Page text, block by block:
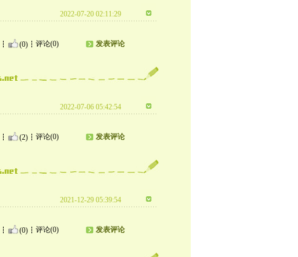
2022-07-20 02:11:29
(0) 评论(0) 发表评论
2022-07-06 05:42:54
(2) 评论(0) 发表评论
2021-12-29 05:39:54
(0) 评论(0) 发表评论